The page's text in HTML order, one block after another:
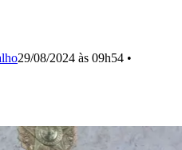
29/08/2024 às 09h54 •